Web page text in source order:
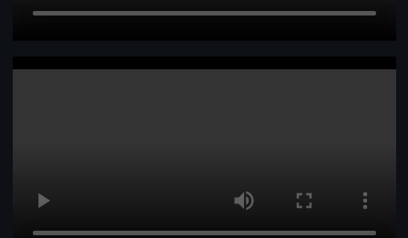
Частые вопросы